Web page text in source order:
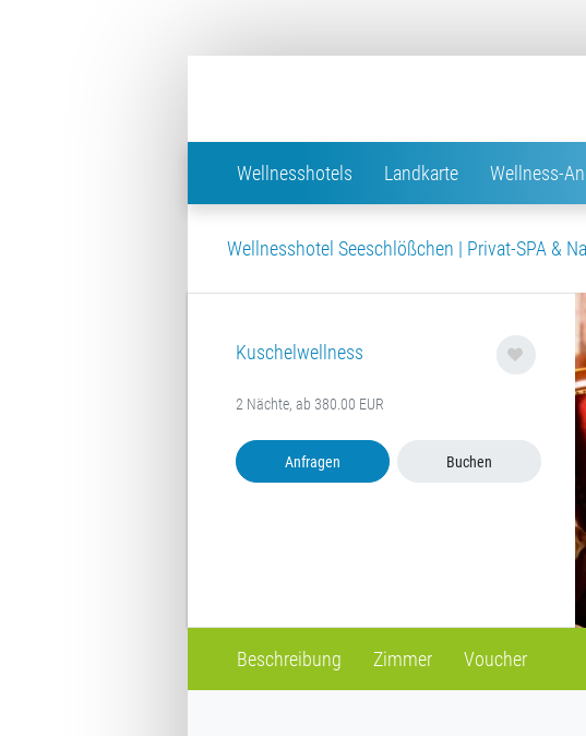
Wellnesshotels Landkarte Wellness-
Wellnesshotel Seeschlößchen | Privat-SPA &
Kuschelwellness
2 Nächte, ab 380.00 EUR
Anfragen Buchen
Beschreibung Zimmer Voucher